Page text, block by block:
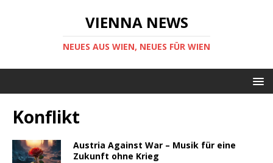
VIENNA NEWS
NEUES AUS WIEN, NEUES FÜR WIEN
Konflikt
Austria Against War – Musik für eine
Zukunft ohne Krieg